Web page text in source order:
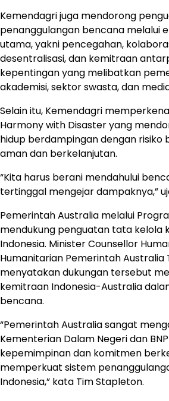
Kemendagri juga mendorong
penanggulangan bencana melalui
utama, yakni pencegahan,
desentralisasi, dan kemitraan
kepentingan yang melibatkan
akademisi, sektor swasta, dan
Selain itu, Kemendagri
Harmony with Disaster yang
hidup berdampingan dengan risiko
aman dan berkelanjutan.
“Kita harus berani mendahului
tertinggal mengejar dampaknya,”
Pemerintah Australia melalui
mendukung penguatan tata kelola
Indonesia. Minister Counsellor
Humanitarian Pemerintah Australia
menyatakan dukungan tersebut
kemitraan Indonesia-Australia
bencana.
“Pemerintah Australia sangat
Kementerian Dalam Negeri dan
kepemimpinan dan komitmen
memperkuat sistem
Indonesia,” kata Tim Stapleton.